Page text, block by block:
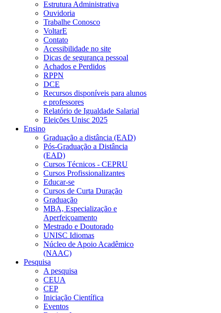
Estrutura Administrativa
Ouvidoria
Trabalhe Conosco
VoltarE
Contato
Acessibilidade no site
Dicas de segurança pessoal
Achados e Perdidos
RPPN
DCE
Recursos disponíveis para alunos
e professores
Relatório de Igualdade Salarial
Eleições Unisc 2025
Ensino
Graduação a distância (EAD)
Pós-Graduação a Distância
(EAD)
Cursos Técnicos - CEPRU
Cursos Profissionalizantes
Educar-se
Cursos de Curta Duração
Graduação
MBA, Especialização e
Aperfeiçoamento
Mestrado e Doutorado
UNISC Idiomas
Núcleo de Apoio Acadêmico
(NAAC)
Pesquisa
A pesquisa
CEUA
CEP
Iniciação Científica
Eventos